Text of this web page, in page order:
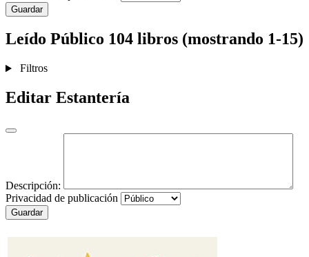
Guardar
Leído Público 104 libros (mostrando 1-15)
Filtros
Editar Estantería
Descripción:
Privacidad de publicación
Guardar